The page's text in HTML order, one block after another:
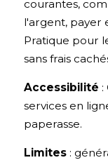
courantes,
l'argent, payer
Pratique pour
sans frais
Accessibilité :
services en
paperasse.
Limites :